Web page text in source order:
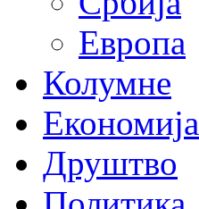
Европа
Колумне
Економија
Друштво